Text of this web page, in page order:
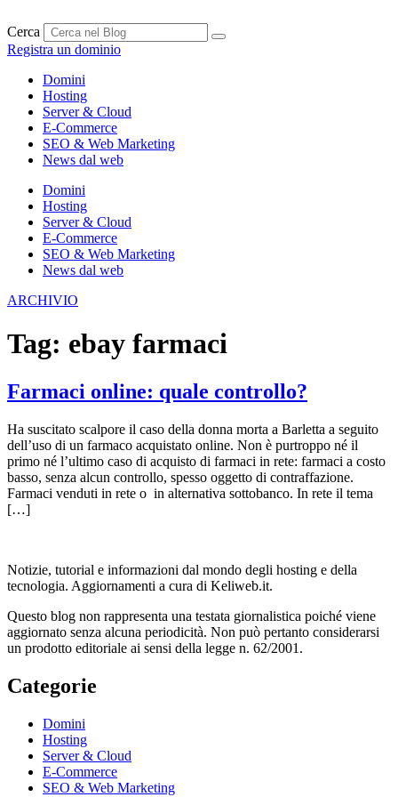
al
contenuto
Cerca
Registra un dominio
Domini
Hosting
Server & Cloud
E-Commerce
SEO & Web Marketing
News dal web
Domini
Hosting
Server & Cloud
E-Commerce
SEO & Web Marketing
News dal web
ARCHIVIO
Tag: ebay farmaci
Farmaci online: quale controllo?
Ha suscitato scalpore il caso della donna morta a Barletta a seguito
dell’uso di un farmaco acquistato online. Non è purtroppo né il
primo né l’ultimo caso di acquisto di farmaci in rete: farmaci a costo
basso, senza alcun controllo, spesso oggetto di contraffazione.
Farmaci venduti in rete o in alternativa sottobanco. In rete il tema
[…]
Notizie, tutorial e informazioni dal mondo degli hosting e della
tecnologia. Aggiornamenti a cura di Keliweb.it.
Questo blog non rappresenta una testata giornalistica poiché viene
aggiornato senza alcuna periodicità. Non può pertanto considerarsi
un prodotto editoriale ai sensi della legge n. 62/2001.
Categorie
Domini
Hosting
Server & Cloud
E-Commerce
SEO & Web Marketing